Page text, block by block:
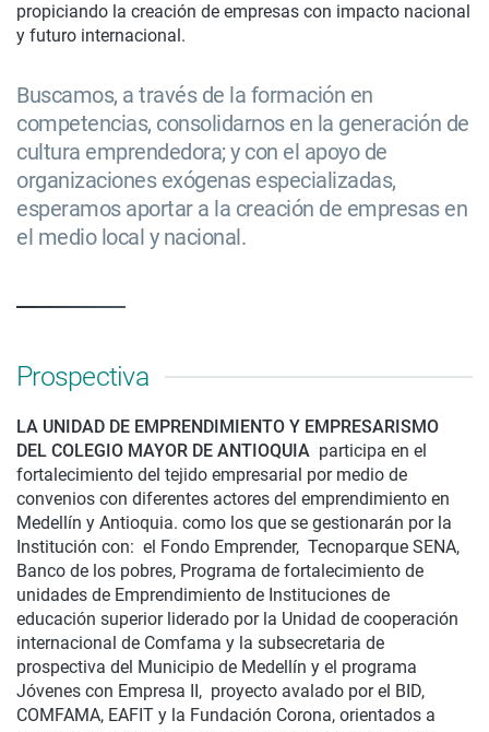
propiciando la creación de empresas con impacto nacional
y futuro internacional.
Buscamos, a través de la formación en
competencias, consolidarnos en la generación de
cultura emprendedora; y con el apoyo de
organizaciones exógenas especializadas,
esperamos aportar a la creación de empresas en
el medio local y nacional.
Prospectiva
LA UNIDAD DE EMPRENDIMIENTO Y EMPRESARISMO
DEL COLEGIO MAYOR DE ANTIOQUIA participa en el
fortalecimiento del tejido empresarial por medio de
convenios con diferentes actores del emprendimiento en
Medellín y Antioquia. como los que se gestionarán por la
Institución con: el Fondo Emprender, Tecnoparque SENA,
Banco de los pobres, Programa de fortalecimiento de
unidades de Emprendimiento de Instituciones de
educación superior liderado por la Unidad de cooperación
internacional de Comfama y la subsecretaria de
prospectiva del Municipio de Medellín y el programa
Jóvenes con Empresa II, proyecto avalado por el BID,
COMFAMA, EAFIT y la Fundación Corona, orientados a